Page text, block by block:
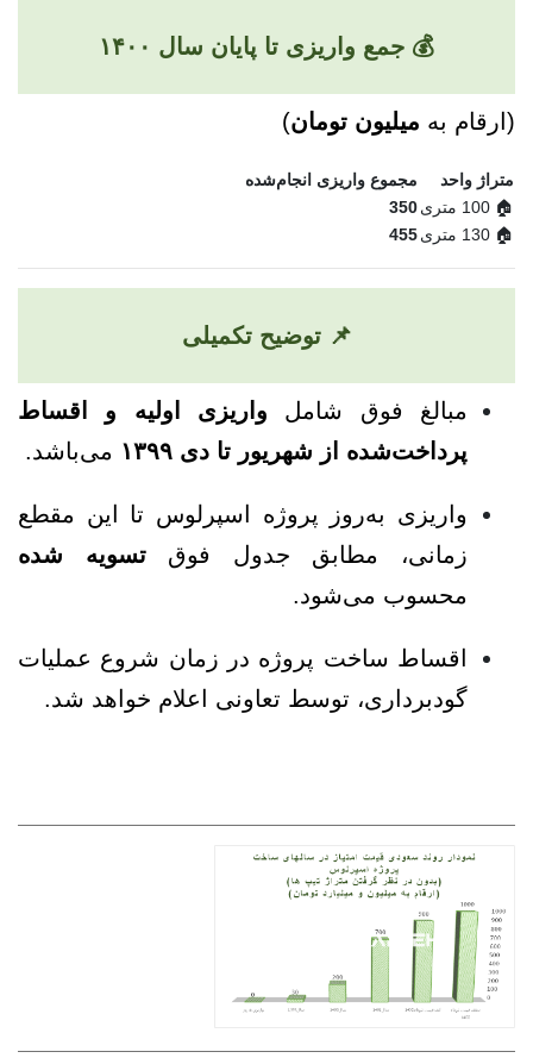
💰 جمع واریزی تا پایان سال ۱۴۰۰
(ارقام به میلیون تومان)
متراژ واحد
مجموع واریزی انجام‌شده
🏠 100 متری
350
🏠 130 متری
455
📌 توضیح تکمیلی
مبالغ فوق شامل واریزی اولیه و اقساط
پرداخت‌شده از شهریور تا دی ۱۳۹۹
می‌باشد.
واریزی به‌روز پروژه اسپرلوس تا این مقطع
زمانی، مطابق جدول فوقتسویه شده
محسوب می‌شود.
اقساط ساخت پروژه در زمان شروع عملیات
گودبرداری، توسط تعاونی اعلام خواهد شد.